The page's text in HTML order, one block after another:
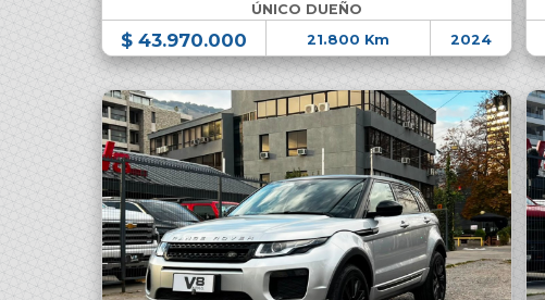
ÚNICO DUEÑO
$ 43.970.000 21.800 Km 2024